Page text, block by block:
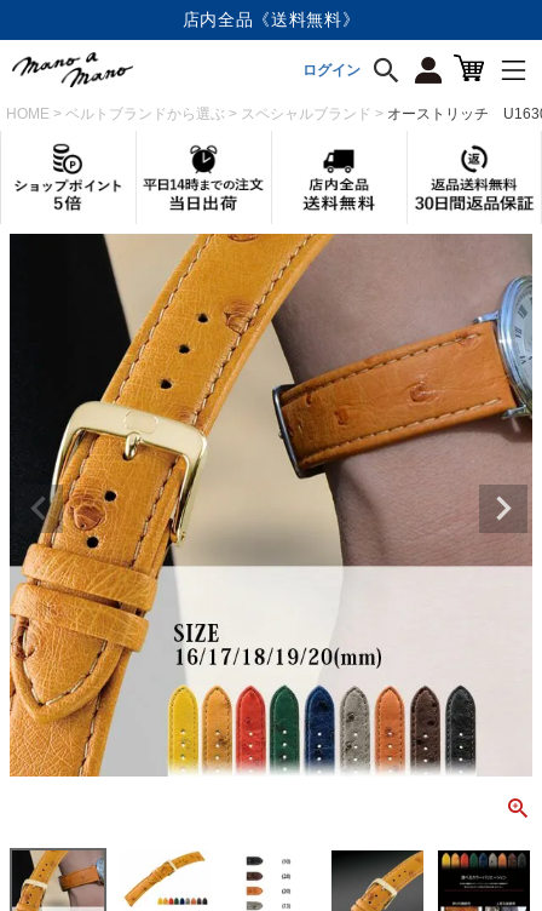
店内全品《送料無料》
ログイン
HOME ベルトブランドから選ぶ スペシャルブランド オーストリッチ